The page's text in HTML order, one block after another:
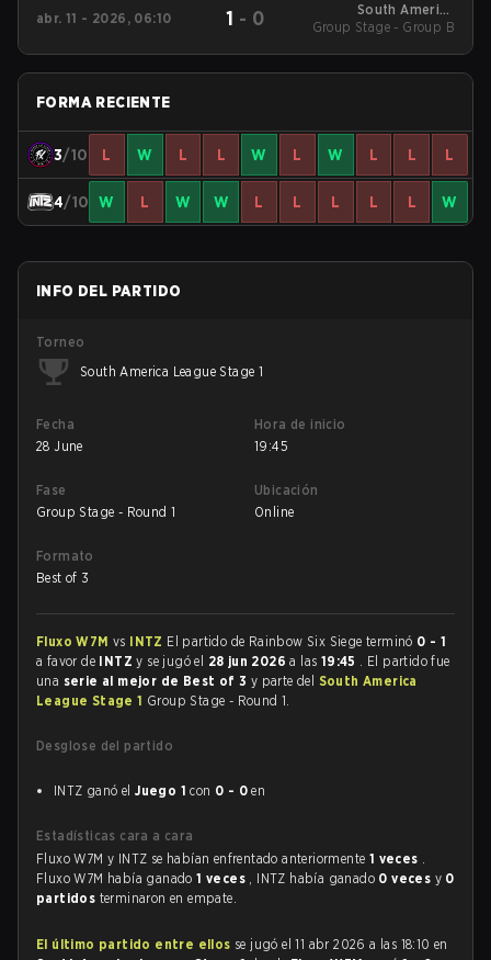
abr. 11 - 2026, 06:10 1 - 0
South America
League - South
Group Stage - Group B
FORMA RECIENTE
3/10 L W L L W L W L L L
4/10 W L W W L L L L L W
INFO DEL PARTIDO
Torneo
South America League Stage 1
Fecha
28 June
Hora de inicio
19:45
Fase
Group Stage - Round 1
Ubicación
Online
Formato
Best of 3
Fluxo W7M vs INTZ El partido de Rainbow Six Siege terminó 0 - 1
a favor de INTZy se jugó el 28 jun 2026a las 19:45 . El partido fue
una serie al mejor de Best of 3 y parte del South America
League Stage 1 Group Stage - Round 1.
Desglose del partido
INTZ ganó elJuego 1 con 0 - 0 en
Estadísticas cara a cara
Fluxo W7M y INTZ se habían enfrentado anteriormente 1 veces .
Fluxo W7M había ganado1 veces , INTZ había ganado 0 veces y 0
partidos terminaron en empate.
El último partido entre ellos se jugó el 11 abr 2026 a las 18:10 en